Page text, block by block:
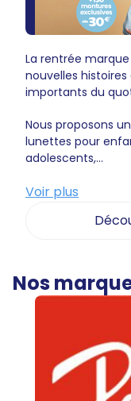
La rentrée
nouvelles
importants du
Nous proposons
lunettes pour
adolescents,...
Voir plus
Nos